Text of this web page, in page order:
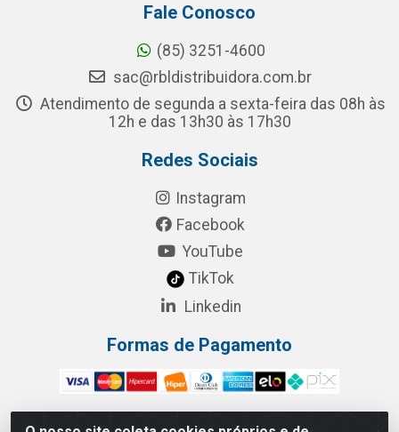
Fale Conosco
(85) 3251-4600
sac@rbldistribuidora.com.br
Atendimento de segunda a sexta-feira das 08h às
12h e das 13h30 às 17h30
Redes Sociais
Instagram
Facebook
YouTube
TikTok
Linkedin
Formas de Pagamento